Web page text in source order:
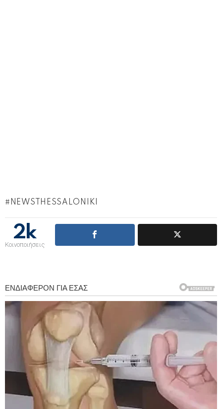
NEWSTHESSALONIKI
2k
Κοινοποιήσεις